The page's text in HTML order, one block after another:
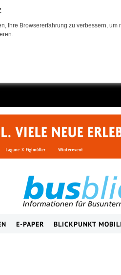
Ihre Browsererfahrung zu verbessern,
E-PAPER BLICKPUNKT